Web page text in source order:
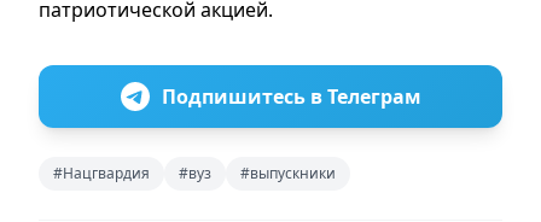
патриотической акцией.
Подпишитесь в Телеграм
#Нацгвардия #вуз #выпускники